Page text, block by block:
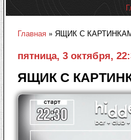
Главная » ЯЩИК С
пятница, 3 октября,
ЯЩИК С